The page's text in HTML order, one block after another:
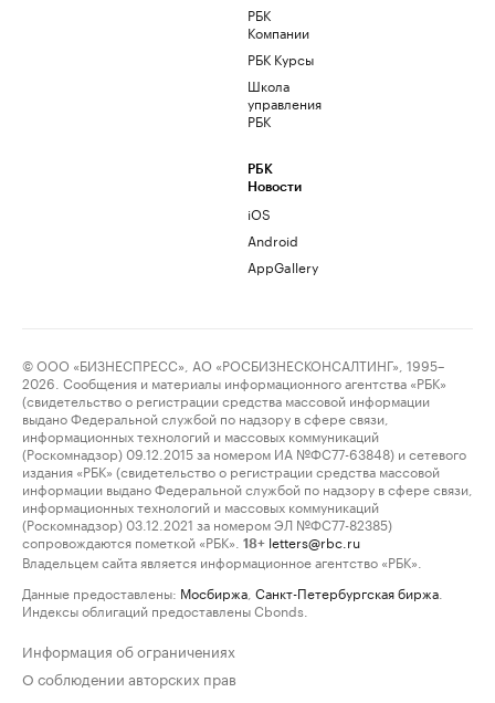
РБК
Компании
РБК Курсы
Школа
управления
РБК
РБК
Новости
iOS
Android
AppGallery
© ООО «БИЗНЕСПРЕСС», АО «РОСБИЗНЕСКОНСАЛТИНГ», 1995–
2026. Сообщения и материалы информационного агентства «РБК»
(свидетельство о регистрации средства массовой информации
выдано Федеральной службой по надзору в сфере связи,
информационных технологий и массовых коммуникаций
(Роскомнадзор) 09.12.2015 за номером ИА №ФС77-63848) и сетевого
издания «РБК» (свидетельство о регистрации средства массовой
информации выдано Федеральной службой по надзору в сфере связи,
информационных технологий и массовых коммуникаций
(Роскомнадзор) 03.12.2021 за номером ЭЛ №ФС77-82385)
сопровождаются пометкой «РБК».
18+ letters@rbc.ru
Владельцем сайта является информационное агентство «РБК».
Данные предоставлены: Мосбиржа Санкт-Петербургская биржа
Индексы облигаций предоставлены Cbonds.
Информация об ограничениях
О соблюдении авторских прав